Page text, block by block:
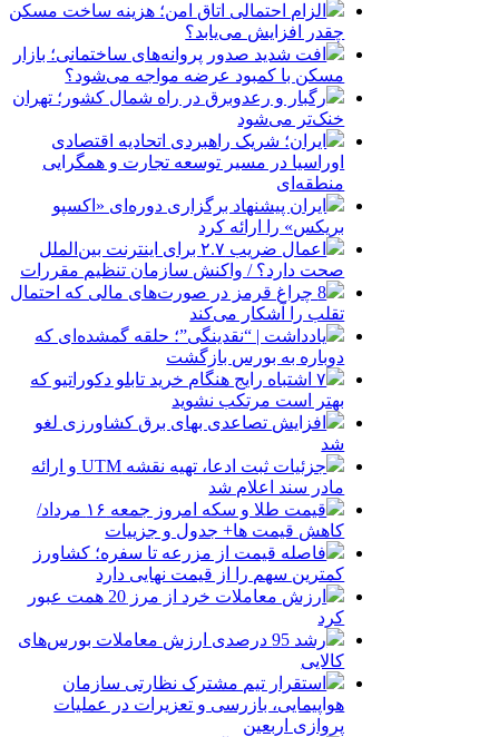
الزام احتمالی اتاق امن؛ هزینه ساخت مسکن
چقدر افزایش می‌یابد؟
افت شدید صدور پروانه‌های ساختمانی؛ بازار
مسکن با کمبود عرضه مواجه می‌شود؟
رگبار و رعدوبرق در راه شمال کشور؛ تهران
خنک‌تر می‌شود
ایران؛ شریک راهبردی اتحادیه اقتصادی
اوراسیا در مسیر توسعه تجارت و همگرایی
منطقه‌ای
ایران پیشنهاد برگزاری دوره‌ای «اکسپو
بریکس» را ارائه کرد
اعمال ضریب ۲.۷ برای اینترنت بین‌الملل
صحت دارد؟ / واکنش سازمان تنظیم مقررات
8 چراغ قرمز در صورت‌های مالی که احتمال
تقلب را آشکار می‌کند
یادداشت | “نقدینگی”؛ حلقه گمشده‌ای که
دوباره به بورس بازگشت
۷ اشتباه رایج هنگام خرید تابلو دکوراتیو که
بهتر است مرتکب نشوید
افزایش تصاعدی بهای برق کشاورزی لغو
شد
جزئیات ثبت ادعا، تهیه نقشه UTM و ارائه
مادر سند اعلام شد
قیمت طلا و سکه امروز جمعه ۱۶ مرداد/
کاهش قیمت ها+ جدول و جزییات
فاصله قیمت از مزرعه تا سفره؛ کشاورز
کمترین سهم را از قیمت نهایی دارد
ارزش معاملات خرد از مرز 20 همت عبور
کرد
رشد 95 درصدی ارزش معاملات بورس‌های
کالایی
استقرار تیم مشترک نظارتی سازمان
هواپیمایی، بازرسی و تعزیرات در عملیات
پروازی اربعین